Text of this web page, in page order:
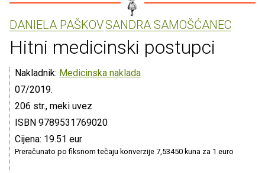
DANIELA PAŠKOVSANDRA SAMOŠĆANEC
Hitni medicinski postupci
Nakladnik: Medicinska naklada
07/2019.
206 str., meki uvez
ISBN 9789531769020
Cijena: 19.51 eur
Preračunato po fiksnom tečaju konverzije 7,53450 kuna za 1 euro